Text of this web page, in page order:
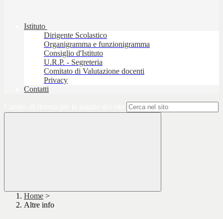
Istituto
Dirigente Scolastico
Organigramma e funzionigramma
Consiglio d'Istituto
U.R.P. - Segreteria
Comitato di Valutazione docenti
Privacy
Contatti
Home >
Altre info